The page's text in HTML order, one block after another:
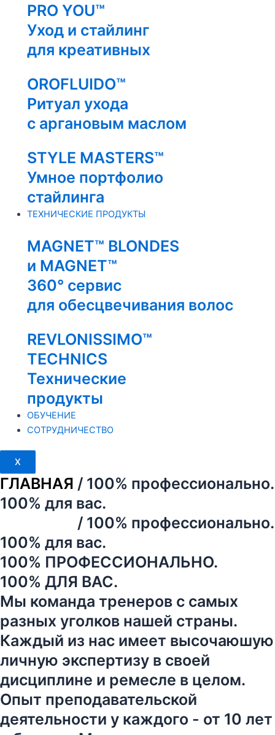
PRO YOU™
Уход и стайлинг
для креативных
OROFLUIDO™
Ритуал ухода
с аргановым маслом
STYLE MASTERS™
Умное портфолио
стайлинга
ТЕХНИЧЕСКИЕ ПРОДУКТЫ
MAGNET™ BLONDES
и MAGNET™
360° сервис
для обесцвечивания волос
REVLONISSIMO™
TECHNICS
Технические
продукты
ОБУЧЕНИЕ
СОТРУДНИЧЕСТВО
X
ГЛАВНАЯ / 100% профессионально.
100% для вас.
/ 100% профессионально.
100% для вас.
100% ПРОФЕССИОНАЛЬНО.
100% ДЛЯ ВАС.
Мы команда тренеров с самых
разных уголков нашей страны.
Каждый из нас имеет высочаюшую
личную экспертизу в своей
дисциплине и ремесле в целом.
Опыт преподавательской
деятельности у каждого - от 10 лет